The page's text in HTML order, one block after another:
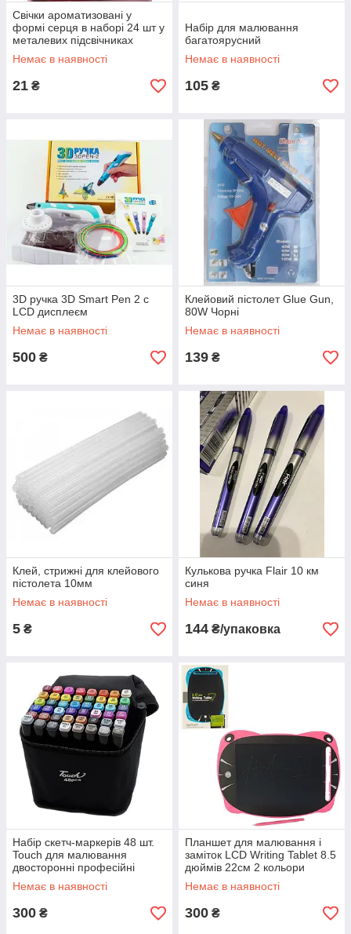
Свічки ароматизовані у
формі серця в наборі 24 шт у
металевих підсвічниках
Немає в наявності
21 ₴
Набір для малювання
багатоярусний
Немає в наявності
105 ₴
3D ручка 3D Smart Pen 2 c
LCD дисплеєм
Немає в наявності
500 ₴
Клейовий пістолет Glue Gun,
80W Чорні
Немає в наявності
139 ₴
Клей, стрижні для клейового
пістолета 10мм
Немає в наявності
5 ₴
Кулькова ручка Flair 10 км
синя
Немає в наявності
144 ₴/упаковка
Набір скетч-маркерів 48 шт.
Touch для малювання
двосторонні професійні
фломастери для художника
Немає в наявності
300 ₴
Планшет для малювання і
заміток LCD Writing Tablet 8.5
дюймів 22см 2 кольори
Немає в наявності
300 ₴